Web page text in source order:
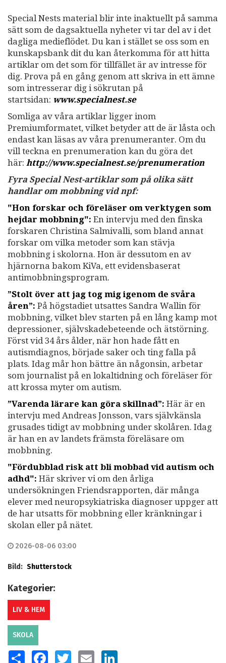
Special Nests material blir inte inaktuellt på samma
sätt som de dagsaktuella nyheter vi tar del av i det
dagliga medieflödet. Du kan i stället se oss som en
kunskapsbank dit du kan återkomma för att hitta
artiklar om det som för tillfället är av intresse för
dig. Prova på en gång genom att skriva in ett ämne
som intresserar dig i sökrutan på
startsidan: www.specialnest.se
Somliga av våra artiklar ligger inom
Premiumformatet, vilket betyder att de är låsta och
endast kan läsas av våra prenumeranter. Om du
vill teckna en prenumeration kan du göra det
här: http://www.specialnest.se/prenumeration
Fyra Special Nest-artiklar som på olika sätt
handlar om mobbning vid npf:
"Hon forskar och föreläser om verktygen som
hejdar mobbning": En intervju med den finska
forskaren Christina Salmivalli, som bland annat
forskar om vilka metoder som kan stävja
mobbning i skolorna. Hon är dessutom en av
hjärnorna bakom KiVa, ett evidensbaserat
antimobbningsprogram.
”Stolt över att jag tog mig igenom de svåra
åren”: På högstadiet utsattes Sandra Wallin för
mobbning, vilket blev starten på en lång kamp mot
depressioner, självskadebeteende och ätstörning.
Först vid 34 års ålder, när hon hade fått en
autismdiagnos, började saker och ting falla på
plats. Idag mår hon bättre än någonsin, arbetar
som journalist på en lokaltidning och föreläser för
att krossa myter om autism.
”Varenda lärare kan göra skillnad”: Här är en
intervju med Andreas Jonsson, vars självkänsla
grusades tidigt av mobbning under skolåren. Idag
är han en av landets främsta föreläsare om
mobbning.
"Fördubblad risk att bli mobbad vid autism och
adhd": Här skriver vi om den årliga
undersökningen Friendsrapporten, där många
elever med neuropsykiatriska diagnoser uppger att
de har utsatts för mobbning eller kränkningar i
skolan eller på nätet.
2026-08-06 03:00
Bild: Shutterstock
Kategorier:
LIV & HEM
SKOLA
SHARE FACEBOOKTWITTER EMAIL